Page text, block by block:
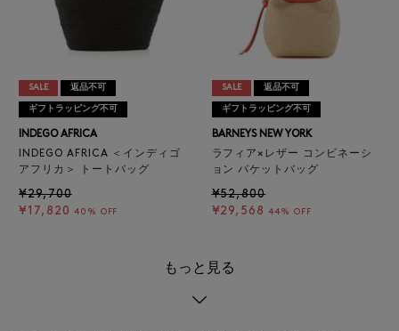
SALE 返品不可
ギフトラッピング不可
INDEGO AFRICA
INDEGO AFRICA ＜インディゴ
アフリカ＞ トートバッグ
¥29,700
¥17,820 40% OFF
SALE 返品不可
ギフトラッピング不可
BARNEYS NEW YORK
ラフィア×レザー コンビネーシ
ョン バケットバッグ
¥52,800
¥29,568 44% OFF
もっと見る